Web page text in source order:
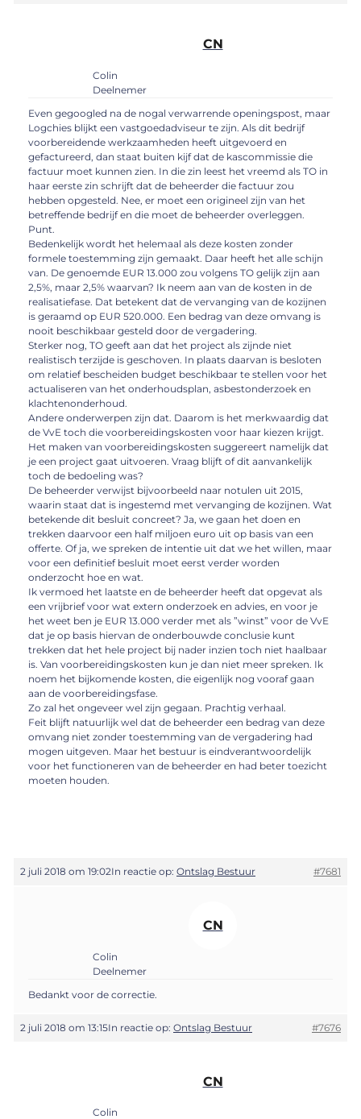
CN
Colin
Deelnemer
Even gegoogled na de nogal verwarrende openingspost, maar
Logchies blijkt een vastgoedadviseur te zijn. Als dit bedrijf
voorbereidende werkzaamheden heeft uitgevoerd en
gefactureerd, dan staat buiten kijf dat de kascommissie die
factuur moet kunnen zien. In die zin leest het vreemd als TO in
haar eerste zin schrijft dat de beheerder die factuur zou
hebben opgesteld. Nee, er moet een origineel zijn van het
betreffende bedrijf en die moet de beheerder overleggen.
Punt.
Bedenkelijk wordt het helemaal als deze kosten zonder
formele toestemming zijn gemaakt. Daar heeft het alle schijn
van. De genoemde EUR 13.000 zou volgens TO gelijk zijn aan
2,5%, maar 2,5% waarvan? Ik neem aan van de kosten in de
realisatiefase. Dat betekent dat de vervanging van de kozijnen
is geraamd op EUR 520.000. Een bedrag van deze omvang is
nooit beschikbaar gesteld door de vergadering.
Sterker nog, TO geeft aan dat het project als zijnde niet
realistisch terzijde is geschoven. In plaats daarvan is besloten
om relatief bescheiden budget beschikbaar te stellen voor het
actualiseren van het onderhoudsplan, asbestonderzoek en
klachtenonderhoud.
Andere onderwerpen zijn dat. Daarom is het merkwaardig dat
de VvE toch die voorbereidingskosten voor haar kiezen krijgt.
Het maken van voorbereidingskosten suggereert namelijk dat
je een project gaat uitvoeren. Vraag blijft of dit aanvankelijk
toch de bedoeling was?
De beheerder verwijst bijvoorbeeld naar notulen uit 2015,
waarin staat dat is ingestemd met vervanging de kozijnen. Wat
betekende dit besluit concreet? Ja, we gaan het doen en
trekken daarvoor een half miljoen euro uit op basis van een
offerte. Of ja, we spreken de intentie uit dat we het willen, maar
voor een definitief besluit moet eerst verder worden
onderzocht hoe en wat.
Ik vermoed het laatste en de beheerder heeft dat opgevat als
een vrijbrief voor wat extern onderzoek en advies, en voor je
het weet ben je EUR 13.000 verder met als ”winst” voor de VvE
dat je op basis hiervan de onderbouwde conclusie kunt
trekken dat het hele project bij nader inzien toch niet haalbaar
is. Van voorbereidingskosten kun je dan niet meer spreken. Ik
noem het bijkomende kosten, die eigenlijk nog vooraf gaan
aan de voorbereidingsfase.
Zo zal het ongeveer wel zijn gegaan. Prachtig verhaal.
Feit blijft natuurlijk wel dat de beheerder een bedrag van deze
omvang niet zonder toestemming van de vergadering had
mogen uitgeven. Maar het bestuur is eindverantwoordelijk
voor het functioneren van de beheerder en had beter toezicht
moeten houden.
2 juli 2018 om 19:02In reactie op: Ontslag Bestuur #7681
CN
Colin
Deelnemer
Bedankt voor de correctie.
2 juli 2018 om 13:15In reactie op: Ontslag Bestuur #7676
CN
Colin